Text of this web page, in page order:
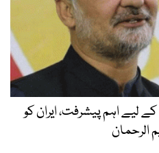
لیے اہم پیشرفت، ایران کو
الرحمان